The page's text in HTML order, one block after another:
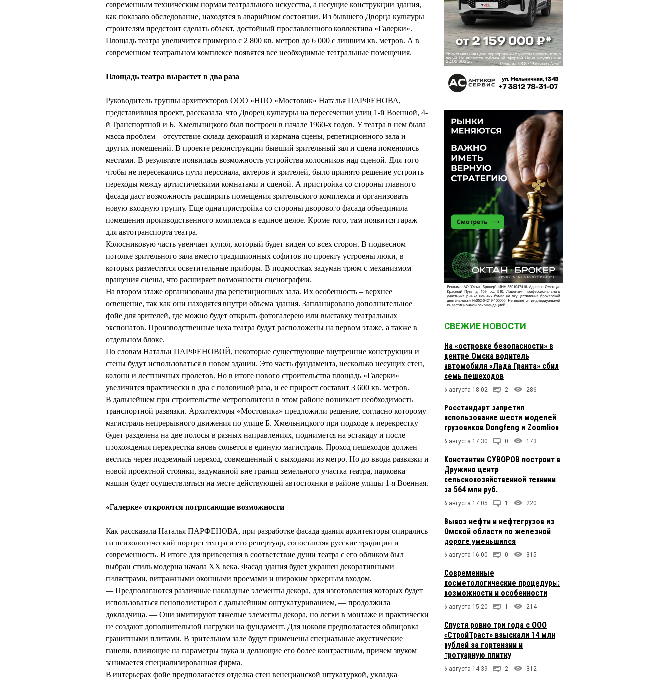
современным техническим нормам театрального искусства, а несущие конструкции здания,
как показало обследование, находятся в аварийном состоянии. Из бывшего Дворца культуры
строителям предстоит сделать объект, достойный прославленного коллектива «Галерки».
Площадь театра увеличится примерно с 2 800 кв. метров до 6 000 с лишним кв. метров. А в
современном театральном комплексе появятся все необходимые театральные помещения.
Площадь театра вырастет в два раза
Руководитель группы архитекторов ООО «НПО «Мостовик» Наталья ПАРФЕНОВА,
представившая проект, рассказала, что Дворец культуры на пересечении улиц 1-й Военной, 4-
й Транспортной и Б. Хмельницкого был построен в начале 1960-х годов. У театра в нем была
масса проблем – отсутствие склада декораций и кармана сцены, репетиционного зала и
других помещений. В проекте реконструкции бывший зрительный зал и сцена поменялись
местами. В результате появилась возможность устройства колосников над сценой. Для того
чтобы не пересекались пути персонала, актеров и зрителей, было принято решение устроить
переходы между артистическими комнатами и сценой. А пристройка со стороны главного
фасада даст возможность расширить помещения зрительского комплекса и организовать
новую входную группу. Еще одна пристройка со стороны дворового фасада объединила
помещения производственного комплекса в единое целое. Кроме того, там появится гараж
для автотранспорта театра.
Колосниковую часть увенчает купол, который будет виден со всех сторон. В подвесном
потолке зрительного зала вместо традиционных софитов по проекту устроены люки, в
которых разместятся осветительные приборы. В подмостках задуман трюм с механизмом
вращения сцены, что расширяет возможности сценографии.
На втором этаже организованы два репетиционных зала. Их особенность – верхнее
освещение, так как они находятся внутри объема здания. Запланировано дополнительное
фойе для зрителей, где можно будет открыть фотогалерею или выставку театральных
экспонатов. Производственные цеха театра будут расположены на первом этаже, а также в
отдельном блоке.
По словам Натальи ПАРФЕНОВОЙ, некоторые существующие внутренние конструкции и
стены будут использоваться в новом здании. Это часть фундамента, несколько несущих стен,
колонн и лестничных пролетов. Но в итоге нового строительства площадь «Галерки»
увеличится практически в два с половиной раза, и ее прирост составит 3 600 кв. метров.
В дальнейшем при строительстве метрополитена в этом районе возникает необходимость
транспортной развязки. Архитекторы «Мостовика» предложили решение, согласно которому
магистраль непрерывного движения по улице Б. Хмельницкого при подходе к перекрестку
будет разделена на две полосы в разных направлениях, поднимется на эстакаду и после
прохождения перекрестка вновь сольется в единую магистраль. Проход пешеходов должен
вестись через подземный переход, совмещенный с выходами из метро. Но до ввода развязки и
новой проектной стоянки, задуманной вне границ земельного участка театра, парковка
машин будет осуществляться на месте действующей автостоянки в районе улицы 1-я Военная.
«Галерке» откроются потрясающие возможности
Как рассказала Наталья ПАРФЕНОВА, при разработке фасада здания архитекторы опирались
на психологический портрет театра и его репертуар, сопоставляя русские традиции и
современность. В итоге для приведения в соответствие души театра с его обликом был
выбран стиль модерна начала ХХ века. Фасад здания будет украшен декоративными
пилястрами, витражными оконными проемами и широким эркерным входом.
— Предполагаются различные накладные элементы декора, для изготовления которых будет
использоваться пенополистирол с дальнейшим оштукатуриванием, — продолжила
докладчица. — Они имитируют тяжелые элементы декора, но легки в монтаже и практически
не создают дополнительной нагрузки на фундамент. Для цоколя предполагается облицовка
гранитными плитами. В зрительном зале будут применены специальные акустические
панели, влияющие на параметры звука и делающие его более контрастным, причем звуком
занимается специализированная фирма.
В интерьерах фойе предполагается отделка стен венецианской штукатуркой, укладка
СВЕЖИЕ НОВОСТИ
На «островке безопасности» в
центре Омска водитель
автомобиля «Лада Гранта» сбил
семь пешеходов
6 августа 18:02 2 286
Росстандарт запретил
использование шести моделей
грузовиков Dongfeng и Zoomlion
6 августа 17:30 0 173
Константин СУВОРОВ построит в
Дружино центр
сельскохозяйственной техники
за 564 млн руб.
6 августа 17:05 1 220
Вывоз нефти и нефтегрузов из
Омской области по железной
дороге уменьшился
6 августа 16:00 0 315
Современные
косметологические процедуры:
возможности и особенности
6 августа 15:20 1 214
Спустя ровно три года с ООО
«СтройТраст» взыскали 14 млн
рублей за гортензии и
тротуарную плитку
6 августа 14:39 2 312